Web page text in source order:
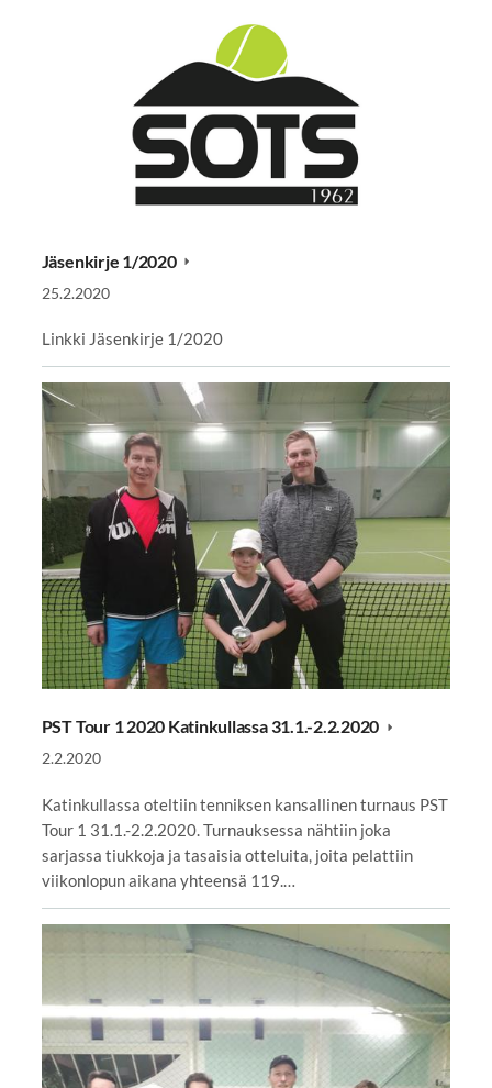
Jäsenkirje 1/2020
25.2.2020
Linkki Jäsenkirje 1/2020
PST Tour 1 2020 Katinkullassa 31.1.-2.2.2020
2.2.2020
Katinkullassa oteltiin tenniksen kansallinen turnaus PST
Tour 1 31.1.-2.2.2020. Turnauksessa nähtiin joka
sarjassa tiukkoja ja tasaisia otteluita, joita pelattiin
viikonlopun aikana yhteensä 119.…